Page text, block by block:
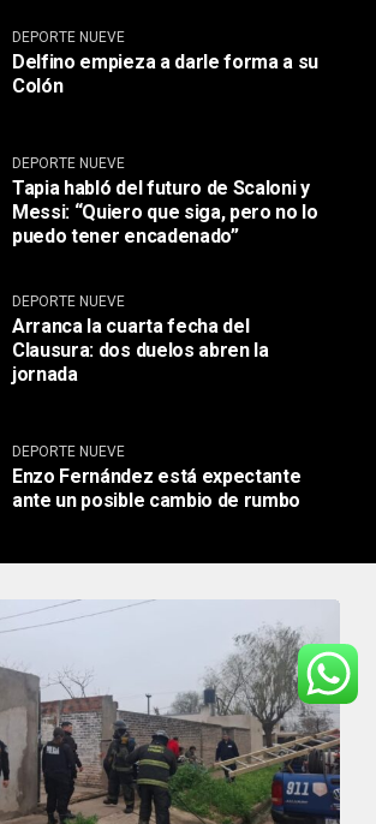
DEPORTE NUEVE
Delfino empieza a darle forma a su
Colón
DEPORTE NUEVE
Tapia habló del futuro de Scaloni y
Messi: “Quiero que siga, pero no lo
puedo tener encadenado”
DEPORTE NUEVE
Arranca la cuarta fecha del
Clausura: dos duelos abren la
jornada
DEPORTE NUEVE
Enzo Fernández está expectante
ante un posible cambio de rumbo